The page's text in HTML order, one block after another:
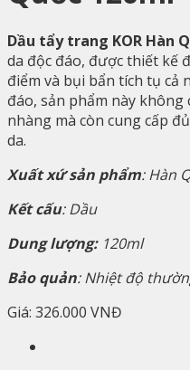
Dầu tẩy trang KOR Hàn
da độc đáo, được thiết kế
điểm và bụi bẩn tích tụ cả
đáo, sản phẩm này không
nhàng mà còn cung cấp
da.
Xuất xứ sản phẩm: Hàn
Kết cấu: Dầu
Dung lượng: 120ml
Bảo quản: Nhiệt độ
Giá: 326.000 VNĐ